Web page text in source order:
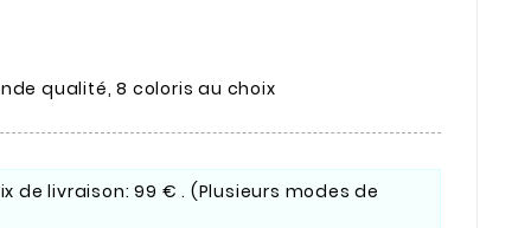
qualité, 8 coloris au choix
de livraison: 99 € . (Plusieurs modes de